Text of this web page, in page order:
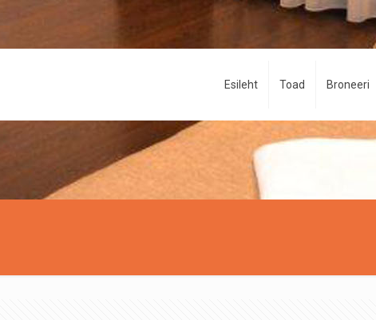
Esileht Toad Broneeri